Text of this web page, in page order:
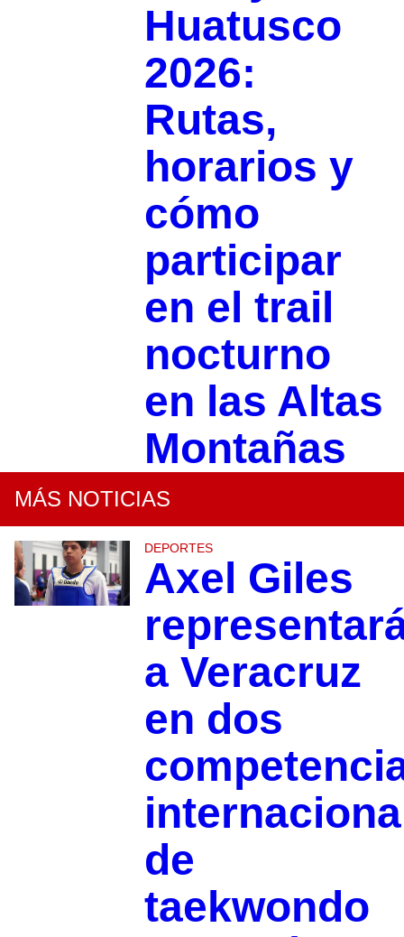
Huatusco
2026:
Rutas,
horarios y
cómo
participar
en el trail
nocturno
en las Altas
Montañas
MÁS NOTICIAS
DEPORTES
Axel Giles
a Veracruz
en dos
de
taekwondo